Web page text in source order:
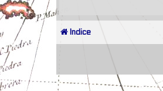
Indice